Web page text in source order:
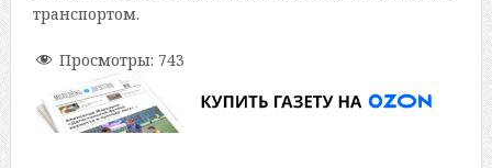
транспортом.
Просмотры: 743